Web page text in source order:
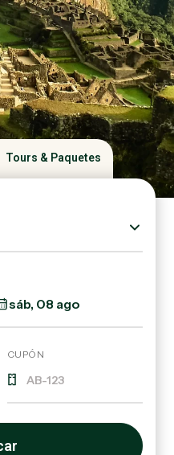
Tours & Paquetes
CUPÓN